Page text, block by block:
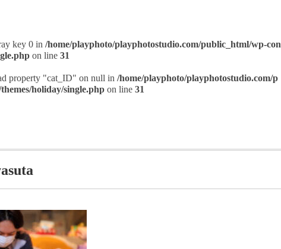
key 0 in /home/playphoto/playphotostudio.com/public_html/wp-con
on line 31
property "cat_ID" on null in /home/playphoto/playphotostudio.com/p
holiday/single.php on line 31